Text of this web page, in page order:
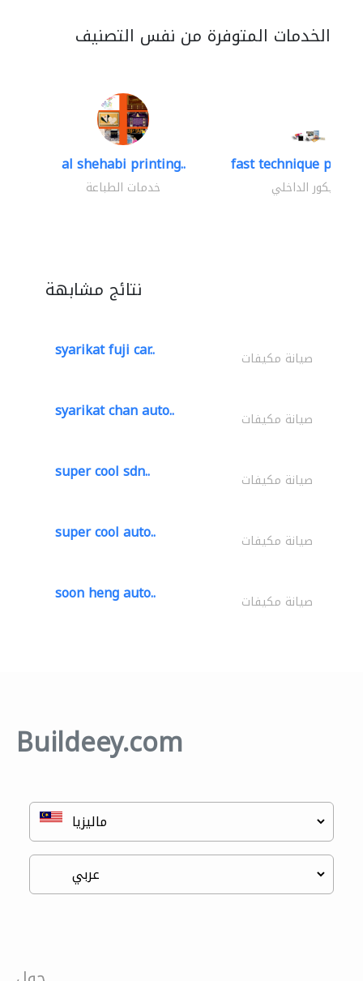
الخدمات المتوفرة من نفس التصنيف
al shehabi printing..
خدمات الطباعة
fast technique pre-
الديكور الداخلي
نتائج مشابهة
syarikat fuji car.. صيانة مكيفات
syarikat chan auto.. صيانة مكيفات
super cool sdn.. صيانة مكيفات
super cool auto.. صيانة مكيفات
soon heng auto.. صيانة مكيفات
Buildeey.com